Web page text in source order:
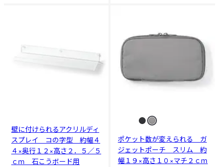
壁に付けられるアクリルディ
スプレイ コの字型 約幅４
４×奥行１２×高さ２．５／５
ｃｍ 石こうボード用
ポケット数が変えられる ガ
ジェットポーチ スリム 約
幅１９×高さ１０×マチ２ｃｍ